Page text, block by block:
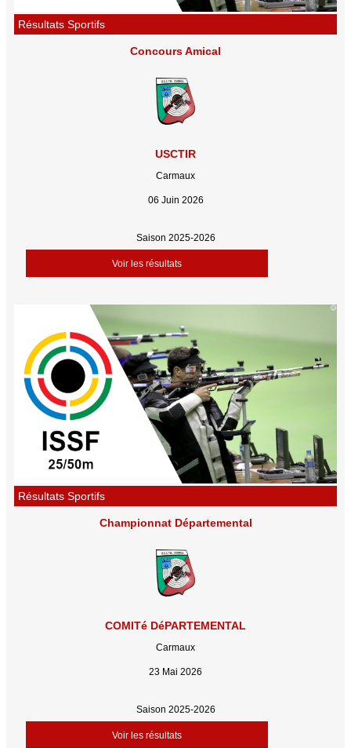
Résultats Sportifs
Concours Amical
USCTIR
Carmaux
06 Juin 2026
Saison 2025-2026
Voir les résultats
Résultats Sportifs
Championnat Départemental
COMITé DéPARTEMENTAL
Carmaux
23 Mai 2026
Saison 2025-2026
Voir les résultats